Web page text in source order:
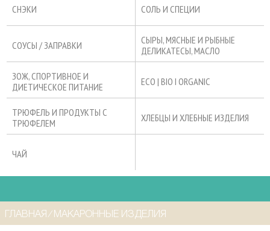
СНЭКИ СОЛЬ И СПЕЦИИ
СОУСЫ / ЗАПРАВКИ
СЫРЫ, МЯСНЫЕ И РЫБНЫЕ
ДЕЛИКАТЕСЫ, МАСЛО
ЗОЖ, СПОРТИВНОЕ И
ДИЕТИЧЕСКОЕ ПИТАНИЕ
ECO | BIO I ORGANIC
ТРЮФЕЛЬ И ПРОДУКТЫ С
ТРЮФЕЛЕМ
ХЛЕБЦЫ И ХЛЕБНЫЕ ИЗДЕЛИЯ
ЧАЙ
ГЛАВНАЯ ⁄ МАКАРОННЫЕ ИЗДЕЛИЯ